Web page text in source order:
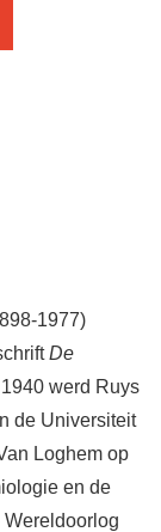
1977)
De
1940 werd Ruys
de Universiteit
Loghem op
en de
Wereldoorlog